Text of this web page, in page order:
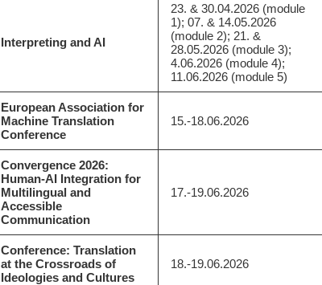
Interpreting and AI
23. & 30.04.2026 (module
1); 07. & 14.05.2026
(module 2); 21. &
28.05.2026 (module 3);
4.06.2026 (module 4);
11.06.2026 (module 5)
European Association for
Machine Translation
Conference
15.-18.06.2026
Convergence 2026:
Human-AI Integration for
Multilingual and
Accessible
Communication
17.-19.06.2026
Conference: Translation
at the Crossroads of
Ideologies and Cultures
18.-19.06.2026